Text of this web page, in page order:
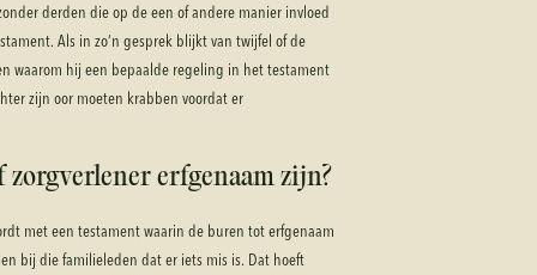
derden die op de een of andere manier invloed
Als in zo’n gesprek blijkt van twijfel of de
waarom hij een bepaalde regeling in het testament
zijn oor moeten krabben voordat er
zorgverlener erfgenaam zijn?
met een testament waarin de buren tot erfgenaam
bij die familieleden dat er iets mis is. Dat hoeft